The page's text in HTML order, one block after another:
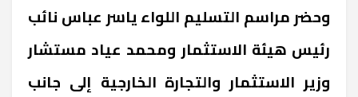
وحضر مراسم التسليم اللواء ياسر عباس نائب
رئيس هيئة الاستثمار ومحمد عياد مستشار
وزير الاستثمار والتجارة الخارجية إلى جانب